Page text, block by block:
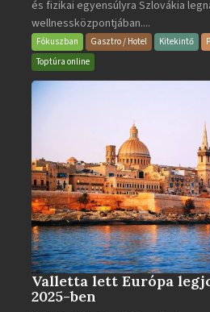
·
Wellness
és
Gyógyfürdő
és fizikai egyensúlyra Szlovákia
wellnessközpontjában....
Fókuszban Gasztro / Hotel Kitekintő
Toptúra online
Valletta lett Európa
2025-ben